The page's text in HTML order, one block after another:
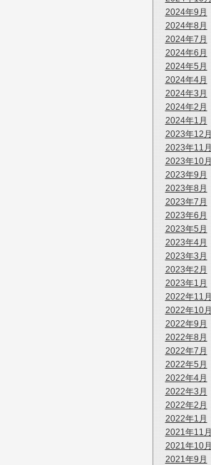
2024年9月
2024年8月
2024年7月
2024年6月
2024年5月
2024年4月
2024年3月
2024年2月
2024年1月
2023年12月
2023年11月
2023年10月
2023年9月
2023年8月
2023年7月
2023年6月
2023年5月
2023年4月
2023年3月
2023年2月
2023年1月
2022年11月
2022年10月
2022年9月
2022年8月
2022年7月
2022年5月
2022年4月
2022年3月
2022年2月
2022年1月
2021年11月
2021年10月
2021年9月